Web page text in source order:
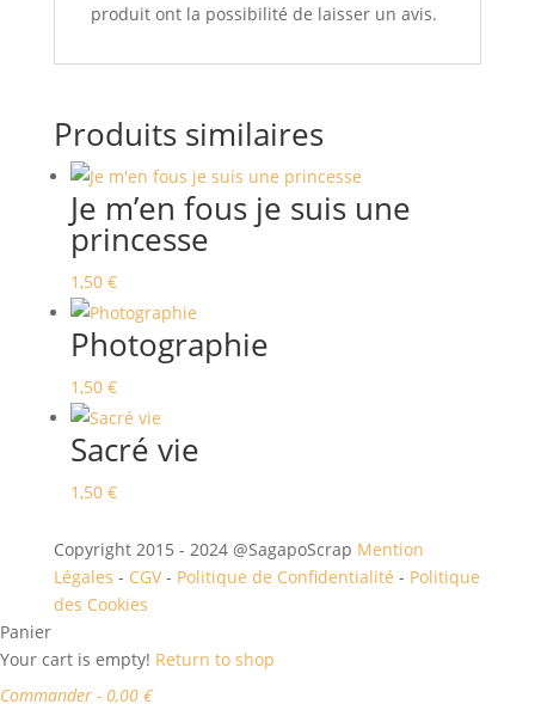
produit ont la possibilité de laisser un avis.
Produits similaires
Je m’en fous je suis une
princesse
1,50 €
Photographie
1,50 €
Sacré vie
1,50 €
Copyright 2015 - 2024 @SagapoScrap Mention
Légales - CGV- Politique de Confidentialité - Politique
des Cookies
Panier
Your cart is empty! Return to shop
Commander - 0,00 €